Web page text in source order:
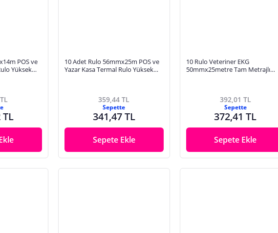
POS ve
Yüksek
TL
10 Adet Rulo 56mmx25m POS ve
Yazar Kasa Termal Rulo Yüksek
359,44 TL
Sepette
341,47 TL
Sepete Ekle
10 Rulo Veteriner EKG
50mmx25metre Tam Metrajlı
392,01 TL
Sepette
372,41 TL
Sepete Ekle